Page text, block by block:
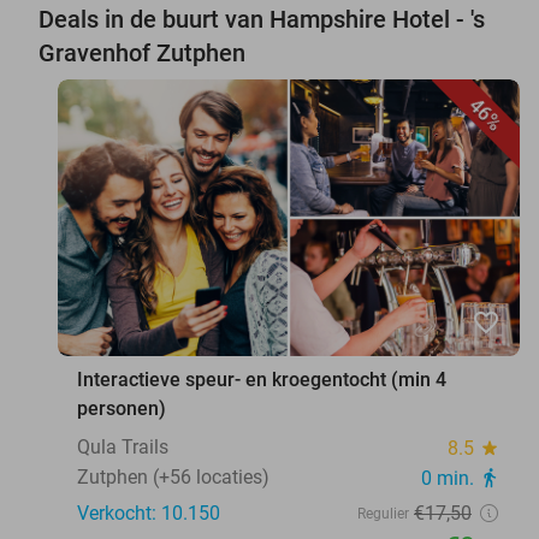
Deals in de buurt van Hampshire Hotel - 's
Gravenhof Zutphen
46%
favorite_border
Interactieve speur- en kroegentocht (min 4
personen)
Qula Trails
8.5 star
Zutphen (+56 locaties) 0 min. directions_walk
Verkocht: 10.150 Regulier €17,50